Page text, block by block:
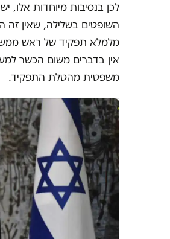
לכן בנסיבות מיוחדות
השופטים בשלילה, שאין זה
מלמלא תפקיד של ראש
אין בדברים משום הכשר
משפטית מהטלת התפקיד.